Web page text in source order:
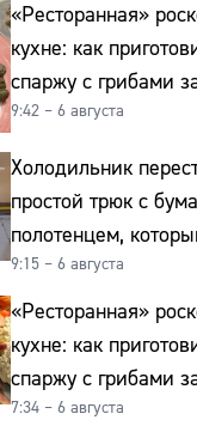
«Ресторанная»
кухне: как
спаржу с грибами
9:42 – 6 августа
Холодильник
простой трюк с
полотенцем,
овощи от гнили
9:15 – 6 августа
«Ресторанная»
кухне: как
спаржу с грибами
7:34 – 6 августа